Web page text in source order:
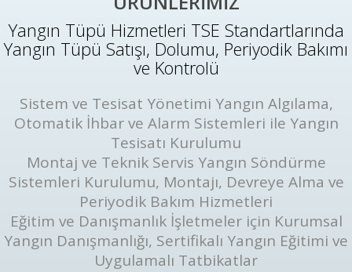
Yangın Tüpü Hizmetleri TSE Standartlarında
Yangın Tüpü Satışı, Dolumu, Periyodik Bakımı
ve Kontrolü
Sistem ve Tesisat Yönetimi Yangın Algılama,
Otomatik İhbar ve Alarm Sistemleri ile Yangın
Tesisatı Kurulumu
Montaj ve Teknik Servis Yangın Söndürme
Sistemleri Kurulumu, Montajı, Devreye Alma ve
Periyodik Bakım Hizmetleri
Eğitim ve Danışmanlık İşletmeler için Kurumsal
Yangın Danışmanlığı, Sertifikalı Yangın Eğitimi ve
Uygulamalı Tatbikatlar